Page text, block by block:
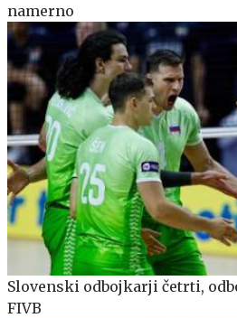
namerno
Slovenski odbojkarji četrti,
FIVB